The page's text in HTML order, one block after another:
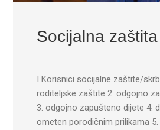
Socijalna zaštita
I Korisnici socijalne zaštite/
roditeljske zaštite 2. odgojno
3. odgojno zapušteno dijete 4.
ometen porodičnim prilikama